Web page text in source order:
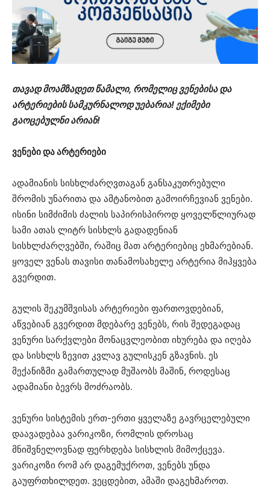
თავად მოამზადეთ წამალი, რომელიც ვენებისა და
არტერიების სამკურნალოდ უებარია! ექიმები
გაოცებულნი არიან!
ვენები და არტერიები
ადამიანის სისხლძარღვთაგან განსაკუთრებული
შრომის უნარითა და ამტანობით გამოირჩევიან ვენები.
ისინი სიმძიმის ძალის საპირისპიროდ ყოველწლიურად
სამი ათას ლიტრ სისხლს გადადენიან
სისხლძარღვებში, რაშიც მათ არტერიებიც ეხმარებიან.
ყოველ ვენას თავისი თანამოსახელე არტერია მიჰყვება
გვერდით.
გულის შეკუმშვისას არტერიები ფართოვდებიან,
აწვებიან გვერდით მდებარე ვენებს, რის შედეგადაც
ვენური სარქვლები მონაცვლეობით იხურება და იღება
და სისხლს ზევით კვლავ გულისკენ გზავნის. ეს
მექანიზმი გამართულად მუშაობს მაშინ, როდესაც
ადამიანი ბევრს მოძრაობს.
ვენური სისტემის ერთ-ერთი ყველაზე გავრცელებული
დაავადებაა ვარიკოზი, რომლის დროსაც
მნიშვნელოვნად ფერხდება სისხლის მიმოქცევა.
ვარიკოზი რომ არ დაგემუქროთ, ვენებს უნდა
გაუფრთხილდეთ. ვეცდებით, ამაში დაგეხმაროთ.